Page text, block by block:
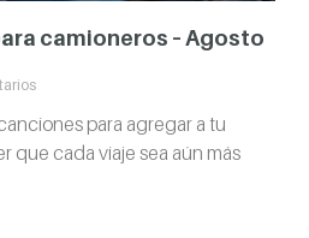
camioneros – Agosto
para agregar a tu
que cada viaje sea aún más